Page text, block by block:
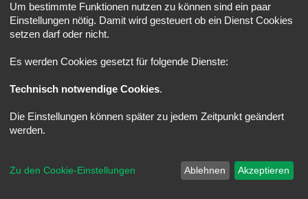
Beiträge insgesamt39492• Themen insgesamt1107• Mitglieder insgesamt
42• Unser neuestes Mitglied:Lapis
Startseite Foren-Übersicht
Powered byphpBB® Forum Software © phpBB Limited
Deutsche Übersetzung durchphpBB.de
Um bestimmte Funktionen nutzen zu können sind ein paar
Einstellungen nötig. Damit wird gesteuert ob ein Dienst Cookies
setzen darf oder nicht.
Es werden Cookies gesetzt für folgende Dienste:
Technisch notwendige Cookies.
Die Einstellungen können später zu jedem Zeitpunkt geändert
werden.
Zu den Cookie-Einstellungen Ablehnen Akzeptieren